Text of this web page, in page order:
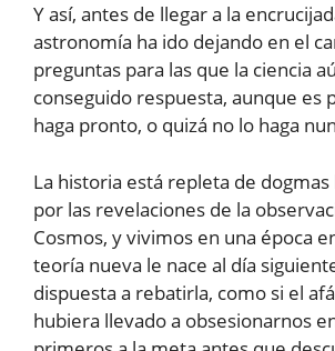
Y así, antes de llegar a la
astronomía ha ido dejando en el
preguntas para las que la ciencia
conseguido respuesta, aunque es
haga pronto, o quizá no lo haga
La historia está repleta de dogmas
por las revelaciones de la
Cosmos, y vivimos en una época
teoría nueva le nace al día
dispuesta a rebatirla, como si el
hubiera llevado a obsesionarnos